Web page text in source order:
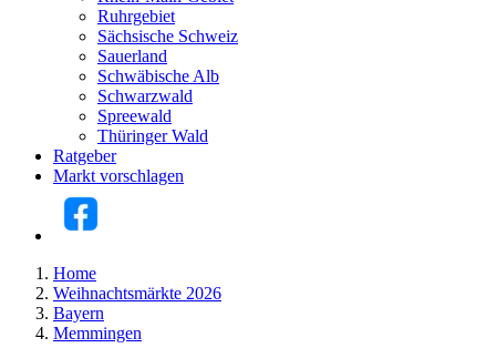
Ruhrgebiet
Sächsische Schweiz
Sauerland
Schwäbische Alb
Schwarzwald
Spreewald
Thüringer Wald
Ratgeber
Markt vorschlagen
Home
Weihnachtsmärkte 2026
Bayern
Memmingen